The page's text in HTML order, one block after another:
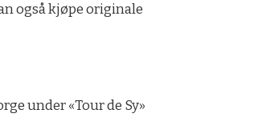
også kjøpe originale
under «Tour de Sy»